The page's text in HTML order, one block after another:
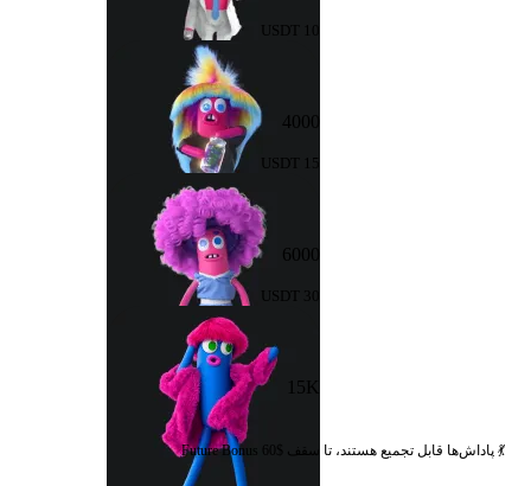
10 USDT
4000
15 USDT
6000
30 USDT
15K
💃 پاداش‌ها قابل تجمیع هستند، تا سقف $60 Future Bonus